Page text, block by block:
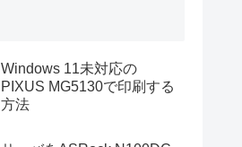
Windows 11未対応の
PIXUS MG5130で印刷する
方法